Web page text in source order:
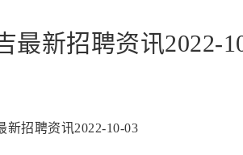
最新招聘资讯2022-
新招聘资讯2022-10-03